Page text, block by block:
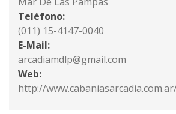
Teléfono:
(011) 15-4147-0040
E-Mail:
arcadiamdlp@gmail.com
Web:
http://